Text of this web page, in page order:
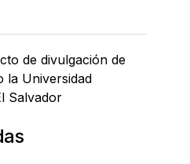
de divulgación de
la Universidad
Salvador